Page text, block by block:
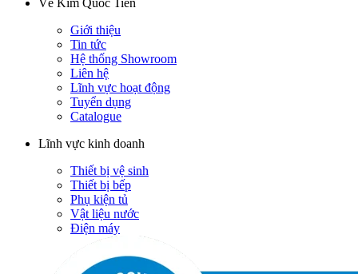
Giới thiệu
Tin tức
Hệ thống Showroom
Liên hệ
Lĩnh vực hoạt động
Tuyển dụng
Catalogue
Lĩnh vực kinh doanh
Thiết bị vệ sinh
Thiết bị bếp
Phụ kiện tủ
Vật liệu nước
Điện máy